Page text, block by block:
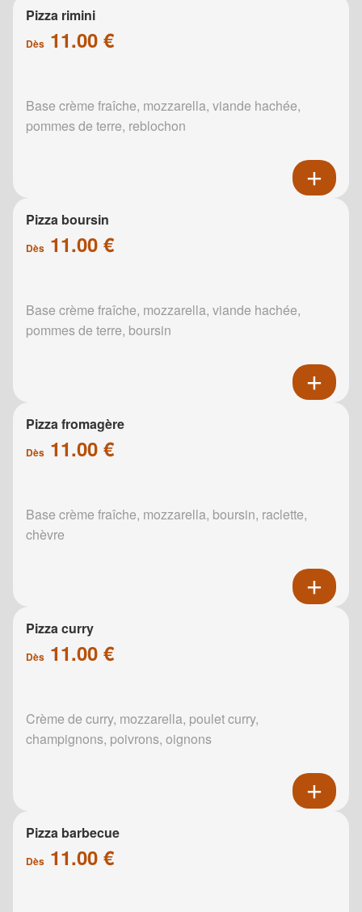
Pizza rimini
Dès 11.00 €
Base crème fraîche, mozzarella, viande hachée,
pommes de terre, reblochon
Pizza boursin
Dès 11.00 €
Base crème fraîche, mozzarella, viande hachée,
pommes de terre, boursin
Pizza fromagère
Dès 11.00 €
Base crème fraîche, mozzarella, boursin, raclette,
chèvre
Pizza curry
Dès 11.00 €
Crème de curry, mozzarella, poulet curry,
champignons, poivrons, oignons
Pizza barbecue
Dès 11.00 €